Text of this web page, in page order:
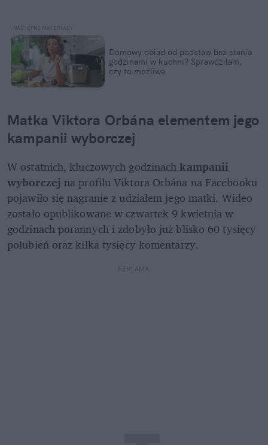
Domowy obiad od podstaw bez stania
godzinami w kuchni? Sprawdziłam,
czy to możliwe
Matka Viktora Orbána elementem jego
kampanii wyborczej
W ostatnich, kluczowych godzinach kampanii
wyborczej na profilu Viktora Orbána na Facebooku
pojawiło się nagranie z udziałem jego matki. Wideo
zostało opublikowane w czwartek 9 kwietnia w
godzinach porannych i zdobyło już blisko 60 tysięcy
polubień oraz kilka tysięcy komentarzy.
REKLAMA